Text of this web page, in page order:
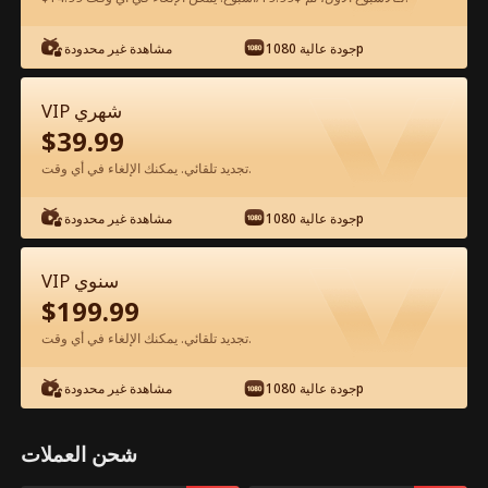
شاهد مجانًا في التطبيق
الحلقة 58 - النجومية تبدأ من الانفصال الفيلم
كامل
1-50 51-80
58 59 60 61 62
مشاهدة غير محدودة جودة عالية 1080p
VIP شهري
$39.99
تجديد تلقائي. يمكنك الإلغاء في أي وقت.
مشاهدة غير محدودة جودة عالية 1080p
VIP سنوي
$199.99
تجديد تلقائي. يمكنك الإلغاء في أي وقت.
مشاهدة غير محدودة جودة عالية 1080p
شحن العملات